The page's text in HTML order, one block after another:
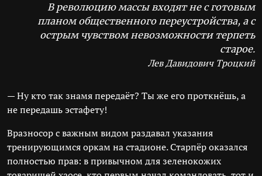
В революцию массы входят не с готовым
планом общественного переустройства, а с
острым чувством невозможности терпеть
старое.
Лев Давидович Троцкий
— Ну кто так знамя передаёт? Ты же его проткнёшь, а
не передашь эстафету!
Вразносор с важным видом раздавал указания
тренирующимся оркам на стадионе. Старпёр оказался
полностью прав: в привычном для зеленокожих